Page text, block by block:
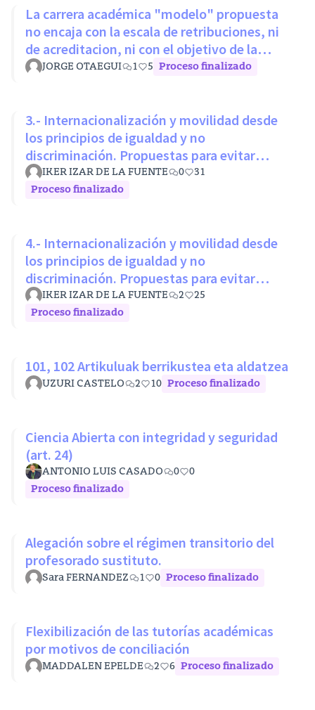
La carrera académica "modelo" propuesta
no encaja con la escala de retribuciones, ni
de acreditacion, ni con el objetivo de la
LOSUJORGE OTAEGUI 1 5 Proceso finalizado
3.- Internacionalización y movilidad desde
los principios de igualdad y no
discriminación. Propuestas para evitar
desigualdades estructurales
IKER IZAR DE LA FUENTE 0
31
Proceso finalizado
4.- Internacionalización y movilidad desde
los principios de igualdad y no
discriminación. Propuestas para evitar
desigualdades estructurales
IKER IZAR DE LA FUENTE 2
25
Proceso finalizado
101, 102 Artikuluak berrikustea eta aldatzea
UZURI CASTELO 2 10 Proceso finalizado
Ciencia Abierta con integridad y seguridad
(art. 24)
ANTONIO LUIS CASADO 0
0
Proceso finalizado
Alegación sobre el régimen transitorio del
profesorado sustituto.
Sara FERNANDEZ 1 0 Proceso finalizado
Flexibilización de las tutorías académicas
por motivos de conciliación
MADDALEN EPELDE 2 6 Proceso finalizado